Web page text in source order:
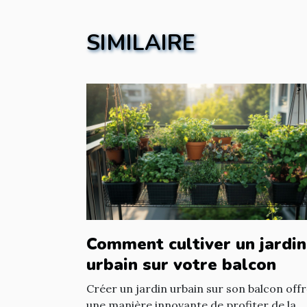
SIMILAIRE
Comment cultiver un jardin
urbain sur votre balcon
Créer un jardin urbain sur son balcon